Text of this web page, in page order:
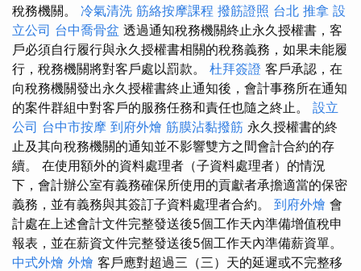
稅務機關。 冷氣清洗 筋絡按摩課程 撥筋證照 台北 推拿 設
立公司 台中喬骨盆 透過通知稅務機關終止永久授權書，客
戶必須自行履行與永久授權書相關的稅務義務，如果未能履
行，稅務機關將對客戶處以罰款。 杜拜簽證 客戶承認，在
向稅務機關發出永久授權書終止通知後，會計事務所在通知
的案件群組中對客戶的服務任務和責任也隨之終止。 設立
公司 台中市按摩 到府外燴 筋膜沾黏撥筋 永久授權書的終
止及其向稅務機關的通知並不影響雙方之間會計合約的存
續。 在使用額外的資料處理者（子資料處理者）的情況
下，會計辦公室有義務確保所使用的貢獻者承擔適當的保密
義務，並有義務與其簽訂子資料處理者合約。 到府外燴 會
計處在上述會計文件完整發送後5個工作天內準備增值稅申
報表，並在薪資文件完整發送後5個工作天內準備薪資單。
中式外燴 外燴 客戶應對超過三（三）天的延遲或不完整移